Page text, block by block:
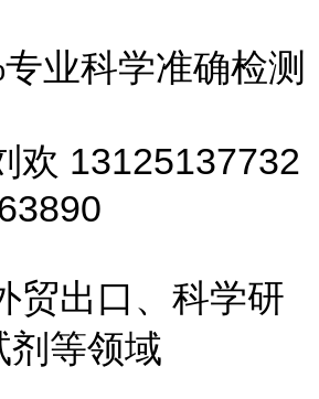
业科学准确检测
欢 13125137732
贸出口、科学研
剂等领域